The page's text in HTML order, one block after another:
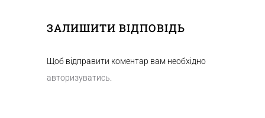
ЗАЛИШИТИ ВІДПОВІДЬ
Щоб відправити коментар вам необхідно
авторизуватись